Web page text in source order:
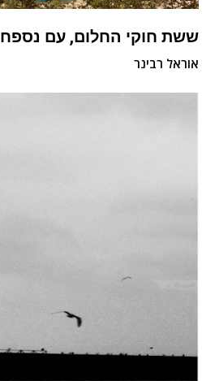
ששת חוקי החלום, עם נספח
אוראל רבינר